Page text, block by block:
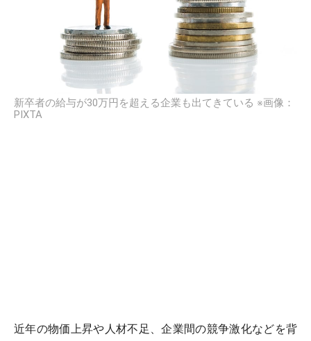
新卒者の給与が30万円を超える企業も出てきている ※画像：
PIXTA
近年の物価上昇や人材不足、企業間の競争激化などを背